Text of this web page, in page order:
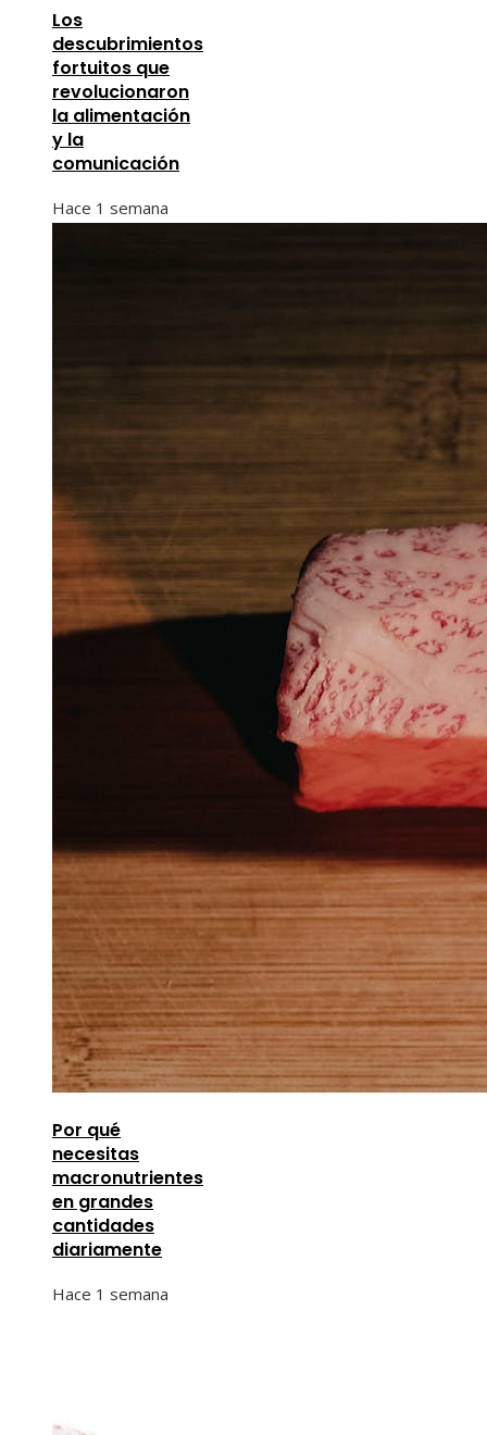
Los
descubrimientos
fortuitos que
revolucionaron
la alimentación
y la
comunicación
Hace 1 semana
Por qué
necesitas
macronutrientes
en grandes
cantidades
diariamente
Hace 1 semana